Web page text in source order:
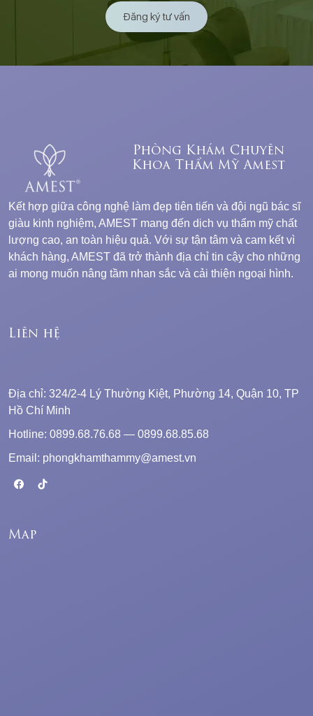
Đăng ký tư vấn
Phòng Khám Chuyên
Khoa Thẩm Mỹ Amest
Kết hợp giữa công nghệ làm đẹp tiên tiến và đội ngũ bác sĩ
giàu kinh nghiệm, AMEST mang đến dịch vụ thẩm mỹ chất
lượng cao, an toàn hiệu quả. Với sự tận tâm và cam kết vì
khách hàng, AMEST đã trở thành địa chỉ tin cậy cho những
ai mong muốn nâng tầm nhan sắc và cải thiện ngoại hình.
Liên hệ
Địa chỉ: 324/2-4 Lý Thường Kiệt, Phường 14, Quận 10, TP
Hồ Chí Minh
Hotline: 0899.68.76.68 — 0899.68.85.68
Email: phongkhamthammy@amest.vn
Map